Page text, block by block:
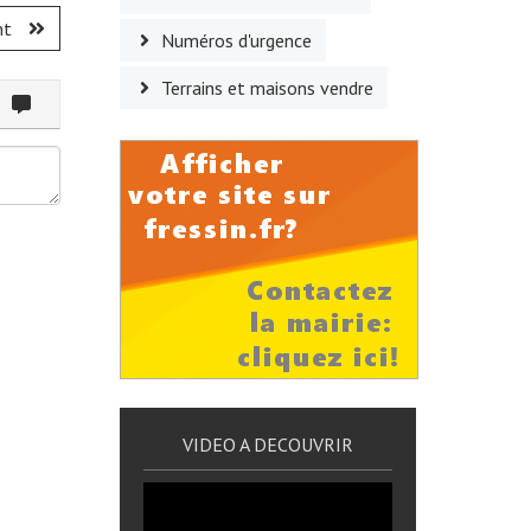
Numéros d'urgence
Terrains et maisons vendre
VIDEO A DECOUVRIR